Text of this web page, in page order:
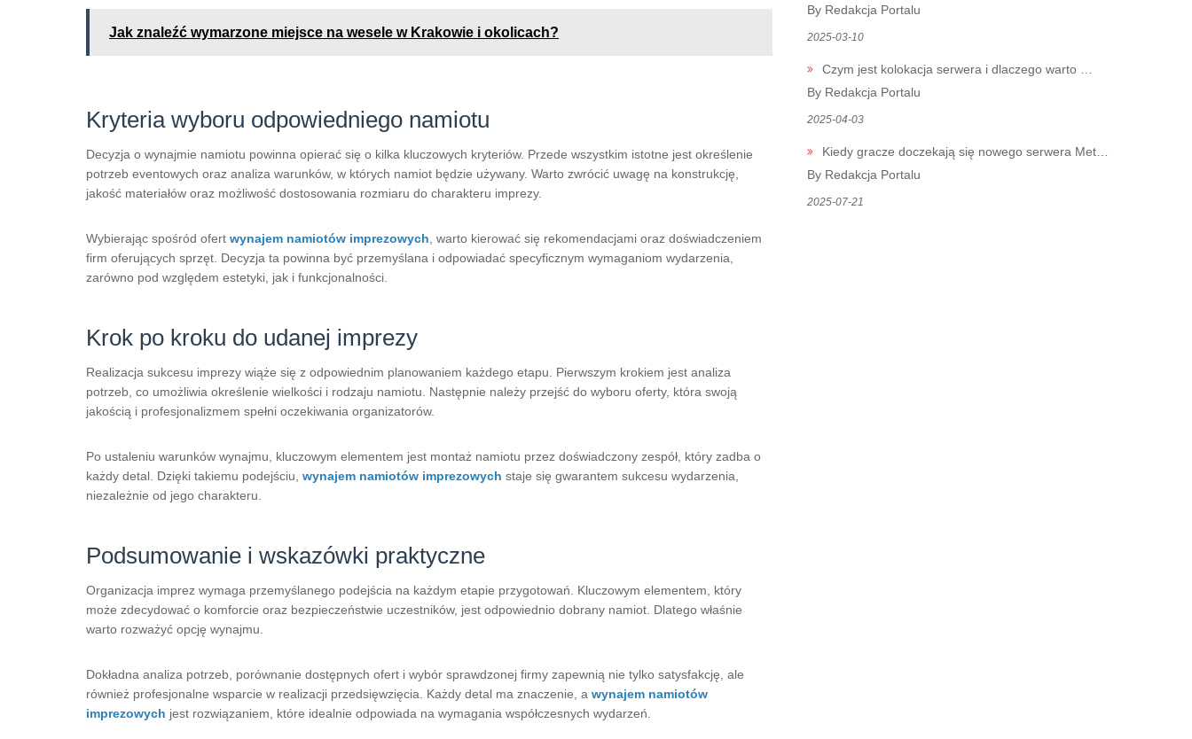
Jak znaleźć wymarzone miejsce na wesele w Krakowie i okolicach?
Kryteria wyboru odpowiedniego namiotu
Decyzja o wynajmie namiotu powinna opierać się o kilka kluczowych kryteriów. Przede wszystkim istotne jest określenie
potrzeb eventowych oraz analiza warunków, w których namiot będzie używany. Warto zwrócić uwagę na konstrukcję,
jakość materiałów oraz możliwość dostosowania rozmiaru do charakteru imprezy.
Wybierając spośród ofert wynajem namiotów imprezowych , warto kierować się rekomendacjami oraz doświadczeniem
firm oferujących sprzęt. Decyzja ta powinna być przemyślana i odpowiadać specyficznym wymaganiom wydarzenia,
zarówno pod względem estetyki, jak i funkcjonalności.
Krok po kroku do udanej imprezy
Realizacja sukcesu imprezy wiąże się z odpowiednim planowaniem każdego etapu. Pierwszym krokiem jest analiza
potrzeb, co umożliwia określenie wielkości i rodzaju namiotu. Następnie należy przejść do wyboru oferty, która swoją
jakością i profesjonalizmem spełni oczekiwania organizatorów.
Po ustaleniu warunków wynajmu, kluczowym elementem jest montaż namiotu przez doświadczony zespół, który zadba o
każdy detal. Dzięki takiemu podejściu, wynajem namiotów imprezowych staje się gwarantem sukcesu wydarzenia,
niezależnie od jego charakteru.
Podsumowanie i wskazówki praktyczne
Organizacja imprez wymaga przemyślanego podejścia na każdym etapie przygotowań. Kluczowym elementem, który
może zdecydować o komforcie oraz bezpieczeństwie uczestników, jest odpowiednio dobrany namiot. Dlatego właśnie
warto rozważyć opcję wynajmu.
Dokładna analiza potrzeb, porównanie dostępnych ofert i wybór sprawdzonej firmy zapewnią nie tylko satysfakcję, ale
również profesjonalne wsparcie w realizacji przedsięwzięcia. Każdy detal ma znaczenie, a wynajem namiotów
imprezowych jest rozwiązaniem, które idealnie odpowiada na wymagania współczesnych wydarzeń.
By Redakcja Portalu
2025-03-10
Czym jest kolokacja serwera i dlaczego warto …
By Redakcja Portalu
2025-04-03
Kiedy gracze doczekają się nowego serwera Met…
By Redakcja Portalu
2025-07-21